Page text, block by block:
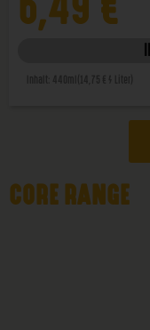
CORE RANGE